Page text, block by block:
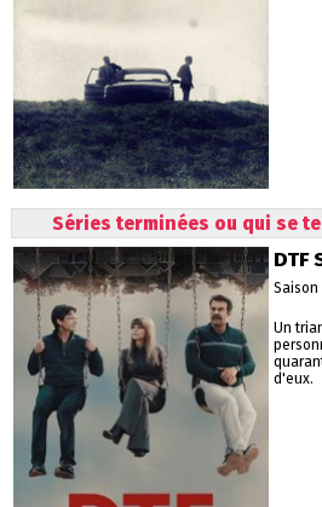
Séries terminées ou qui se
DTF
Saison
Un
d'eux.